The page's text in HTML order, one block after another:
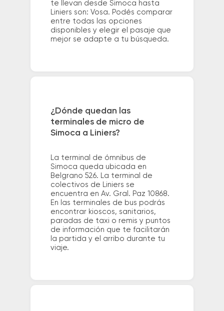
te llevan desde Simoca hasta
Liniers son: Vosa. Podés comparar
entre todas las opciones
disponibles y elegir el pasaje que
mejor se adapte a tu búsqueda.
¿Dónde quedan las
terminales de micro de
Simoca a Liniers?
La terminal de ómnibus de
Simoca queda ubicada en
Belgrano 526. La terminal de
colectivos de Liniers se
encuentra en Av. Gral. Paz 10868.
En las terminales de bus podrás
encontrar kioscos, sanitarios,
paradas de taxi o remis y puntos
de información que te facilitarán
la partida y el arribo durante tu
viaje.